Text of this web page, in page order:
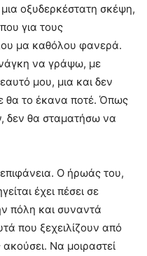
μια οξυδερκέστατη σκέψη,
για τους
μα καθόλου φανερά.
να γράψω, με
μου, μια και δεν
θα το έκανα ποτέ. Όπως
δεν θα σταματήσω να
Ο ήρωάς του,
έχει πέσει σε
πόλη και συναντά
που ξεχειλίζουν από
Να μοιραστεί